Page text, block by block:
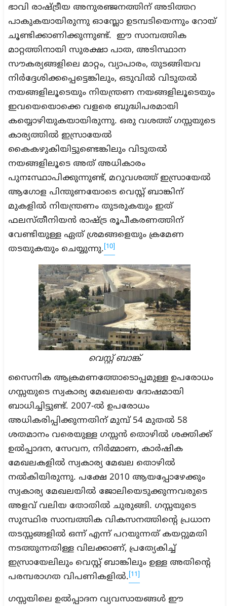
ഭാവി രാഷ്ട്രീയ അനുരഞ്ജനത്തിന് അടിത്തറ
പാകുകയായിരുന്നു ഓസ്ലോ ഉടമ്പടിയെന്നും റോയ്
ചൂണ്ടിക്കാണിക്കുന്നുണ്ട്. ഈ സാമ്പത്തിക
മാറ്റത്തിനായി സുരക്ഷാ പാത, അടിസ്ഥാന
സൗകര്യങ്ങളിലെ മാറ്റം, വ്യാപാരം, തുടങ്ങിയവ
നിർദ്ദേശിക്കപ്പെട്ടെങ്കിലും, ഒടുവിൽ വിടുതൽ
നയങ്ങളിലൂടെയും നിയന്ത്രണ നയങ്ങളിലൂടെയും
ഇവയെയൊക്കെ വളരെ ബുദ്ധിപരമായി
കയ്യൊഴിയുകയായിരുന്നു. ഒരു വശത്ത് ഗസ്സയുടെ
കാര്യത്തിൽ ഇസ്രായേൽ
കൈകഴുകിയിട്ടുണ്ടെങ്കിലും വിടുതൽ
നയങ്ങളിലൂടെ അത് അധികാരം
പുനഃസ്ഥാപിക്കുന്നുണ്ട്, മറുവശത്ത് ഇസ്രായേൽ
ആഗോള പിന്തുണയോടെ വെസ്റ്റ് ബാങ്കിന്
മുകളിൽ നിയന്ത്രണം തുടരുകയും ഇത്
ഫലസ്തീനിയൻ രാഷ്ട്ര രൂപീകരണത്തിന്
വേണ്ടിയുള്ള ഏത് ശ്രമങ്ങളെയും ക്രമേണ
തടയുകയും ചെയ്യുന്നു. [10]
വെസ്റ്റ് ബാങ്ക്
സൈനിക ആക്രമണത്തോടൊപ്പമുള്ള ഉപരോധം
ഗസ്സയുടെ സ്വകാര്യ മേഖലയെ ദോഷമായി
ബാധിച്ചിട്ടുണ്ട്. 2007-ൽ ഉപരോധം
അധികരിപ്പിക്കുന്നതിന് മുമ്പ് 54 മുതൽ 58
ശതമാനം വരെയുള്ള ഗസ്സൻ തൊഴിൽ ശക്തിക്ക്
ഉൽപ്പാദന, സേവന, നിർമ്മാണ, കാർഷിക
മേഖലകളിൽ സ്വകാര്യ മേഖല തൊഴിൽ
നൽകിയിരുന്നു. പക്ഷേ 2010 ആയപ്പോഴേക്കും
സ്വകാര്യ മേഖലയിൽ ജോലിയെടുക്കുന്നവരുടെ
അളവ് വലിയ തോതിൽ ചുരുങ്ങി. ഗസ്സയുടെ
സുസ്ഥിര സാമ്പത്തിക വികസനത്തിന്റെ പ്രധാന
തടസ്സങ്ങളിൽ ഒന്ന് എന്ന് പറയുന്നത് കയറ്റുമതി
നടത്തുന്നതിള്ള വിലക്കാണ്, പ്രത്യേകിച്ച്
ഇസ്രായേലിലും വെസ്റ്റ് ബാങ്കിലും ഉള്ള അതിന്റെ
പരമ്പരാഗത വിപണികളിൽ. [11]
ഗസ്സയിലെ ഉൽപ്പാദന വ്യവസായങ്ങൾ ഈ